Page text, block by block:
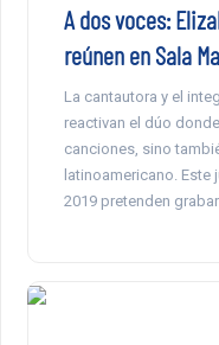
A dos voces:
reúnen en Sala
La cantautora y el
reactivan el dúo
canciones, sino
latinoamericano. Este
2019 pretenden